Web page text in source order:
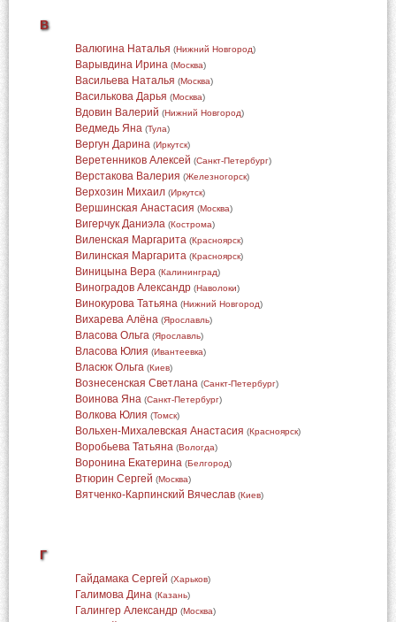
В
Валюгина Наталья (Нижний Новгород)
Варывдина Ирина (Москва)
Васильева Наталья (Москва)
Василькова Дарья (Москва)
Вдовин Валерий (Нижний Новгород)
Ведмедь Яна (Тула)
Вергун Дарина (Иркутск)
Веретенников Алексей (Санкт-Петербург)
Верстакова Валерия (Железногорск)
Верхозин Михаил (Иркутск)
Вершинская Анастасия (Москва)
Вигерчук Даниэла (Кострома)
Виленская Маргарита (Красноярск)
Вилинская Маргарита (Красноярск)
Виницына Вера (Калининград)
Виноградов Александр (Наволоки)
Винокурова Татьяна (Нижний Новгород)
Вихарева Алёна (Ярославль)
Власова Ольга (Ярославль)
Власова Юлия (Ивантеевка)
Власюк Ольга (Киев)
Вознесенская Светлана (Санкт-Петербург)
Воинова Яна (Санкт-Петербург)
Волкова Юлия (Томск)
Вольхен-Михалевская Анастасия (Красноярск)
Воробьева Татьяна (Вологда)
Воронина Екатерина (Белгород)
Втюрин Сергей (Москва)
Вятченко-Карпинский Вячеслав (Киев)
Г
Гайдамака Сергей (Харьков)
Галимова Дина (Казань)
Галингер Александр (Москва)